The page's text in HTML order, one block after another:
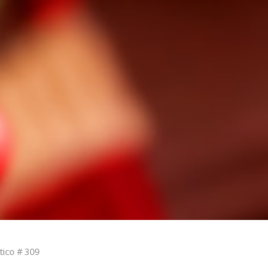
# 309